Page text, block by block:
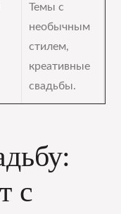
Темы с
необычным
стилем,
креативные
свадьбы.
с